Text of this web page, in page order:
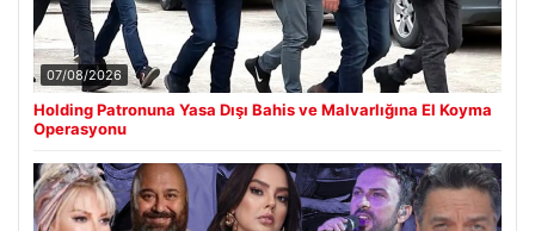
07/08/2026
Holding Patronuna Yasa Dışı Bahis ve Malvarlığına El Koyma
Operasyonu